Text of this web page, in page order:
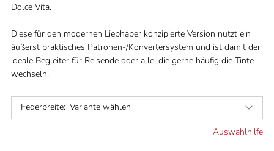
Dolce Vita.
Diese für den modernen Liebhaber konzipierte Version nutzt ein
äußerst praktisches Patronen-/Konvertersystem und ist damit der
ideale Begleiter für Reisende oder alle, die gerne häufig die Tinte
wechseln.
Federbreite: Variante wählen
Auswahlhilfe